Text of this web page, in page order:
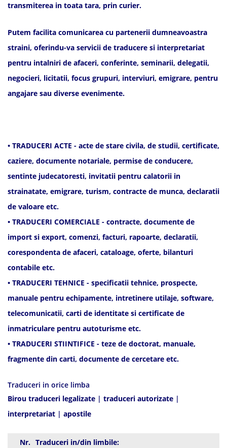
transmiterea in toata tara, prin curier.
Putem facilita comunicarea cu partenerii dumneavoastra
straini, oferindu-va servicii de traducere si interpretariat
pentru intalniri de afaceri, conferinte, seminarii, delegatii,
negocieri, licitatii, focus grupuri, interviuri, emigrare, pentru
angajare sau diverse evenimente.
• TRADUCERI ACTE - acte de stare civila, de studii, certificate,
caziere, documente notariale, permise de conducere,
sentinte judecatoresti, invitatii pentru calatorii in
strainatate, emigrare, turism, contracte de munca, declaratii
de valoare etc.
• TRADUCERI COMERCIALE - contracte, documente de
import si export, comenzi, facturi, rapoarte, declaratii,
corespondenta de afaceri, cataloage, oferte, bilanturi
contabile etc.
• TRADUCERI TEHNICE - specificatii tehnice, prospecte,
manuale pentru echipamente, intretinere utilaje, software,
telecomunicatii, carti de identitate si certificate de
inmatriculare pentru autoturisme etc.
• TRADUCERI STIINTIFICE - teze de doctorat, manuale,
fragmente din carti, documente de cercetare etc.
Traduceri in orice limba
Birou traduceri legalizate | traduceri autorizate |
interpretariat | apostile
Nr. Traduceri in/din limbile: